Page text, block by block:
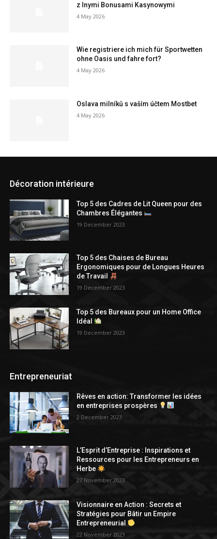
z Inymi Bonusami Kasynowymi
4 May 2026
Wie registriere ich mich für Sportwetten
ohne Oasis und fahre fort?
4 May 2026
Oslava milníků s vaším účtem Mostbet
4 May 2026
Décoration intérieure
Top 5 des Cadres de Lit Queen pour des
Chambres Élégantes
19 December 2023
Top 5 des Chaises de Bureau
Ergonomiques pour de Longues Heures
de Travail
19 December 2023
Top 5 des Bureaux pour un Home Office
Idéal
19 December 2023
Entrepreneuriat
Rêves en action: Transformer les idées
en entreprises prospères
2 December 2023
L’Esprit d’Entreprise : Inspirations et
Ressources pour les Entrepreneurs en
Herbe
27 November 2023
Visionnaire en Action : Secrets et
Stratégies pour Bâtir un Empire
Entrepreneurial
22 November 2023